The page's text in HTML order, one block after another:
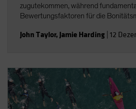
zugutekommen, während
Bewertungsfaktoren für die
John Taylor, Jamie Harding 12